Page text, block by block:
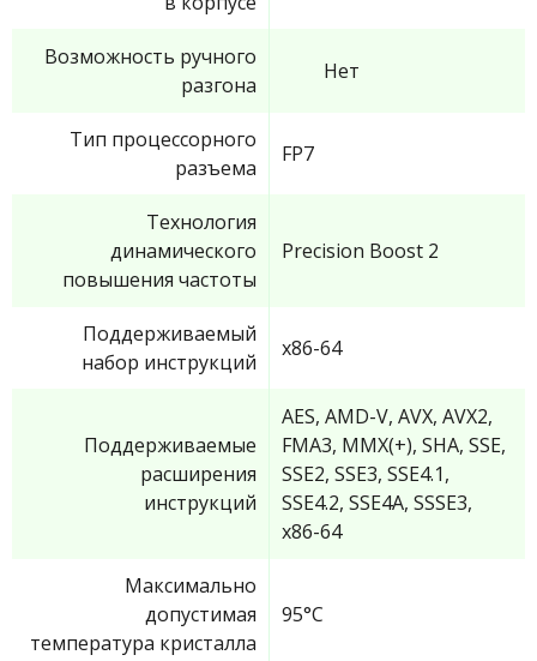
Возможность ручного
разгона
Нет
Тип процессорного
разъема
FP7
Технология
динамического
повышения частоты
Precision Boost 2
Поддерживаемый
набор инструкций
x86-64
Поддерживаемые
расширения
инструкций
AES, AMD-V, AVX, AVX2,
FMA3, MMX(+), SHA, SSE,
SSE2, SSE3, SSE4.1,
SSE4.2, SSE4A, SSSE3,
x86-64
Максимально
допустимая
температура кристалла
95°C